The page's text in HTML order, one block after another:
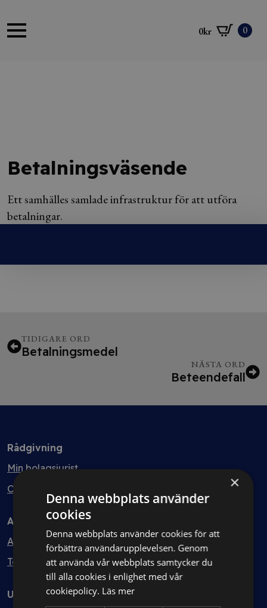
0kr 0
Betalningsväsende
Ett samhälles samlade infrastruktur för att utföra
betalningar.
TIDIGARE ORD
Betalningsmedel
NÄSTA ORD
Beteendefall
Rådgivning
Min bolagsjurist
Ombud
Avtal
Avtalshantering
Testa kostnadsfritt
Utbildning
×
Denna webbplats använder
cookies
Denna webbplats använder cookies för att
förbättra användarupplevelsen. Genom
att använda vår webbplats samtycker du
till alla cookies i enlighet med vår
cookiepolicy. Läs mer